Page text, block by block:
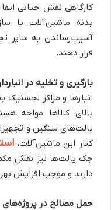
کارگاهی نقش حیاتی
بدنه ماشین‌آلات یا
آسیب‌رساندن به سایر
قرار دهند.
بارگیری و تخلیه در
انبارها و مراکز
بالای کالاها مواجه
پالت‌های سنگین و
کنار این ماشین‌آلات،
جک پالت‌ها نیز نقش
دارند و موجب افزایش
حمل مصالح در